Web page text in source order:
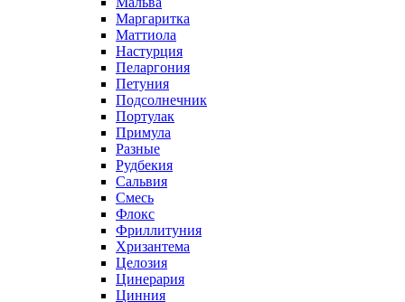
Маргаритка
Маттиола
Настурция
Пеларгония
Петуния
Подсолнечник
Портулак
Примула
Разные
Рудбекия
Сальвия
Смесь
Флокс
Фриллитуния
Хризантема
Целозия
Цинерария
Цинния